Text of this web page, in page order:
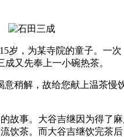
，为某寺院的童子。一次
又先奉上一小碗热茶。
解，故给您献上温茶慢
事。大谷吉继因为得了
茶。而大谷吉继饮完茶